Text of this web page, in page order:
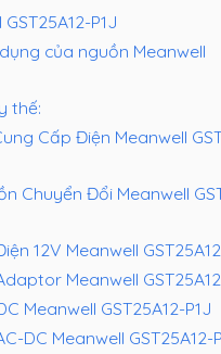
P1J
của nguồn Meanwell
thế:
Cấp Điện Meanwell
Chuyển Đổi Meanwell
12V Meanwell
Meanwell
Meanwell GST25A12-P1J
DC Meanwell GST25A12-